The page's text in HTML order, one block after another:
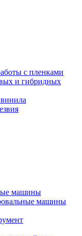
с пленками
и гибридных
машины
машины